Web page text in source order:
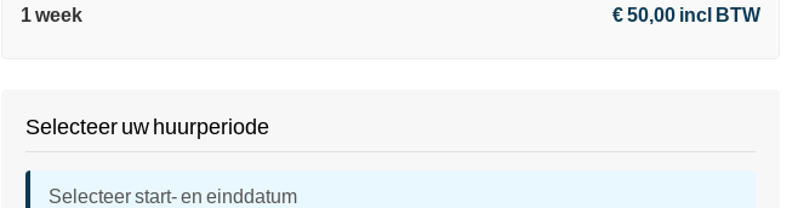
1 week € 50,00 incl BTW
Selecteer uw huurperiode
Selecteer start- en einddatum